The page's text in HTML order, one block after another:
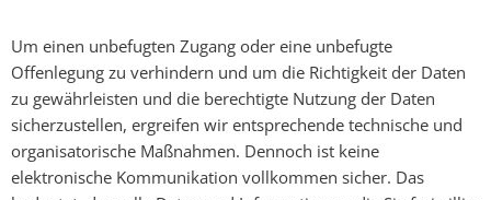
Um einen unbefugten Zugang oder eine unbefugte
Offenlegung zu verhindern und um die Richtigkeit der Daten
zu gewährleisten und die berechtigte Nutzung der Daten
sicherzustellen, ergreifen wir entsprechende technische und
organisatorische Maßnahmen. Dennoch ist keine
elektronische Kommunikation vollkommen sicher. Das